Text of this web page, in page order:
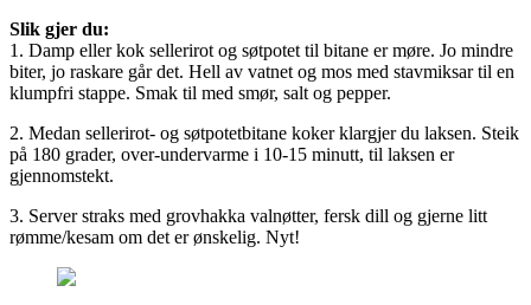
Slik gjer du:
1. Damp eller kok sellerirot og søtpotet til bitane er møre. Jo mindre
biter, jo raskare går det. Hell av vatnet og mos med stavmiksar til en
klumpfri stappe. Smak til med smør, salt og pepper.
2. Medan sellerirot- og søtpotetbitane koker klargjer du laksen. Steik
på 180 grader, over-undervarme i 10-15 minutt, til laksen er
gjennomstekt.
3. Server straks med grovhakka valnøtter, fersk dill og gjerne litt
rømme/kesam om det er ønskelig. Nyt!